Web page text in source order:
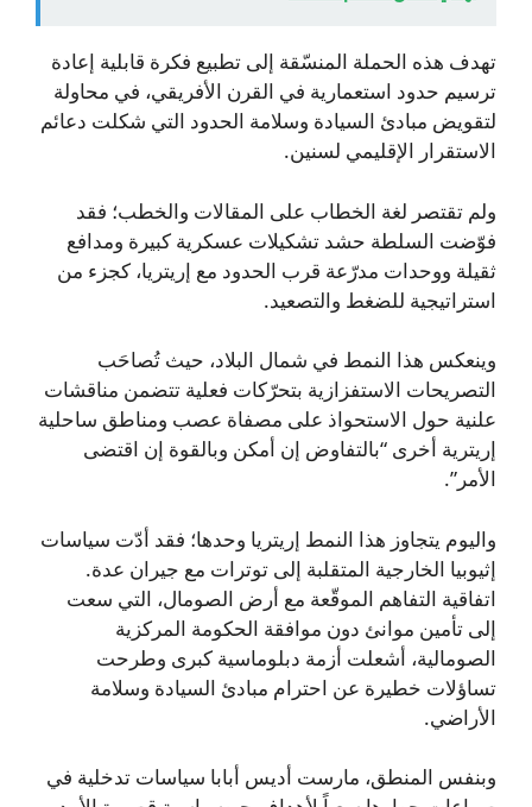
تهدف هذه الحملة المنسّقة إلى تطبيع فكرة قابلية إعادة
ترسيم حدود استعمارية في القرن الأفريقي، في محاولة
لتقويض مبادئ السيادة وسلامة الحدود التي شكلت دعائم
الاستقرار الإقليمي لسنين.
ولم تقتصر لغة الخطاب على المقالات والخطب؛ فقد
فوّضت السلطة حشد تشكيلات عسكرية كبيرة ومدافع
ثقيلة ووحدات مدرّعة قرب الحدود مع إريتريا، كجزء من
استراتيجية للضغط والتصعيد.
وينعكس هذا النمط في شمال البلاد، حيث تُصاحَب
التصريحات الاستفزازية بتحرّكات فعلية تتضمن مناقشات
علنية حول الاستحواذ على مصفاة عصب ومناطق ساحلية
إريترية أخرى “بالتفاوض إن أمكن وبالقوة إن اقتضى
الأمر”.
واليوم يتجاوز هذا النمط إريتريا وحدها؛ فقد أدّت سياسات
إثيوبيا الخارجية المتقلبة إلى توترات مع جيران عدة.
اتفاقية التفاهم الموقّعة مع أرض الصومال، التي سعت
إلى تأمين موانئ دون موافقة الحكومة المركزية
الصومالية، أشعلت أزمة دبلوماسية كبرى وطرحت
تساؤلات خطيرة عن احترام مبادئ السيادة وسلامة
الأراضي.
وبنفس المنطق، مارست أديس أبابا سياسات تدخلية في